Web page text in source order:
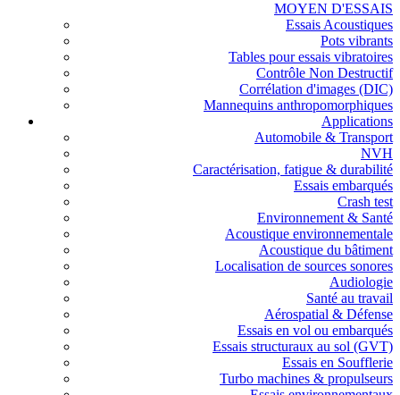
MOYEN D'ESSAIS
Essais Acoustiques
Pots vibrants
Tables pour essais vibratoires
Contrôle Non Destructif
Corrélation d'images (DIC)
Mannequins anthropomorphiques
Applications
Automobile & Transport
NVH
Caractérisation, fatigue & durabilité
Essais embarqués
Crash test
Environnement & Santé
Acoustique environnementale
Acoustique du bâtiment
Localisation de sources sonores
Audiologie
Santé au travail
Aérospatial & Défense
Essais en vol ou embarqués
Essais structuraux au sol (GVT)
Essais en Soufflerie
Turbo machines & propulseurs